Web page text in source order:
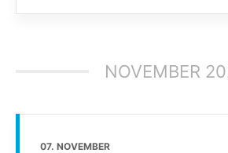
NOVEMBER
07. NOVEMBER